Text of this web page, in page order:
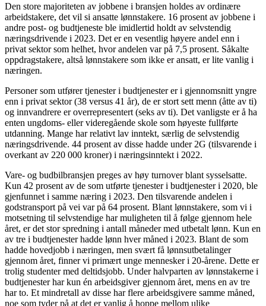
Den store majoriteten av jobbene i bransjen holdes av ordinære
arbeidstakere, det vil si ansatte lønnstakere. 16 prosent av jobbene i
andre post- og budtjeneste ble imidlertid holdt av selvstendig
næringsdrivende i 2023. Det er en vesentlig høyere andel enn i
privat sektor som helhet, hvor andelen var på 7,5 prosent. Såkalte
oppdragstakere, altså lønnstakere som ikke er ansatt, er lite vanlig i
næringen.
Personer som utfører tjenester i budtjenester er i gjennomsnitt yngre
enn i privat sektor (38 versus 41 år), de er stort sett menn (åtte av ti)
og innvandrere er overrepresentert (seks av ti). Det vanligste er å ha
enten ungdoms- eller videregående skole som høyeste fullførte
utdanning. Mange har relativt lav inntekt, særlig de selvstendig
næringsdrivende. 44 prosent av disse hadde under 2G (tilsvarende i
overkant av 220 000 kroner) i næringsinntekt i 2022.
Vare- og budbilbransjen preges av høy turnover blant sysselsatte.
Kun 42 prosent av de som utførte tjenester i budtjenester i 2020, ble
gjenfunnet i samme næring i 2023. Den tilsvarende andelen i
godstransport på vei var på 64 prosent. Blant lønnstakere, som vi i
motsetning til selvstendige har muligheten til å følge gjennom hele
året, er det stor spredning i antall måneder med utbetalt lønn. Kun en
av tre i budtjenester hadde lønn hver måned i 2023. Blant de som
hadde hovedjobb i næringen, men svært få lønnsutbetalinger
gjennom året, finner vi primært unge mennesker i 20-årene. Dette er
trolig studenter med deltidsjobb. Under halvparten av lønnstakerne i
budtjenester har kun én arbeidsgiver gjennom året, mens en av tre
har to. Et mindretall av disse har flere arbeidsgivere samme måned,
noe som tyder på at det er vanlig å hoppe mellom ulike